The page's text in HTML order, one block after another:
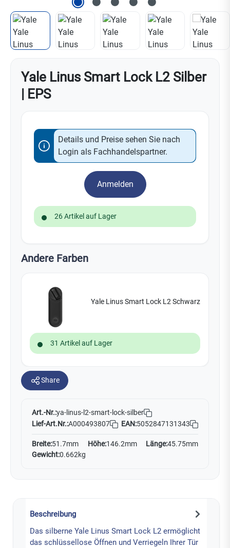
Yale Linus Smart Lock L2 Silber
| EPS
Details und Preise sehen Sie nach
Login als Fachhandelspartner.
Anmelden
26 Artikel auf Lager
Andere Farben
Yale Linus Smart Lock L2 Schwarz
31 Artikel auf Lager
Share
Art.-Nr.:ya-linus-l2-smart-lock-silber
Lief-Art.Nr.:A000493807 EAN:5052847131343
Breite:51.7mm Höhe:146.2mm Länge:45.75mm
Gewicht:0.662kg
Beschreibung
Das silberne Yale Linus Smart Lock L2 ermöglicht
das schlüssellose Öffnen und Verriegeln Ihrer Tür